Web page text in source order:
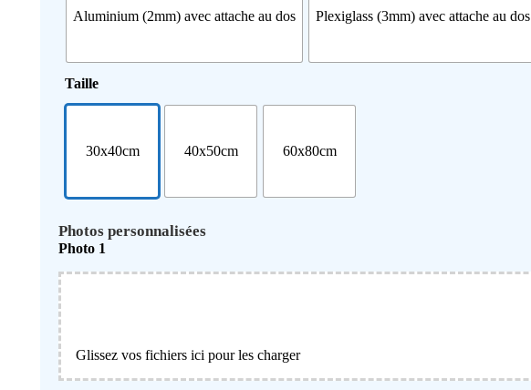
Aluminium (2mm) avec attache au dos Plexiglass (3mm) avec attache au dos
Taille
30x40cm 40x50cm 60x80cm
Photos personnalisées
Photo 1
Glissez vos fichiers ici pour les charger